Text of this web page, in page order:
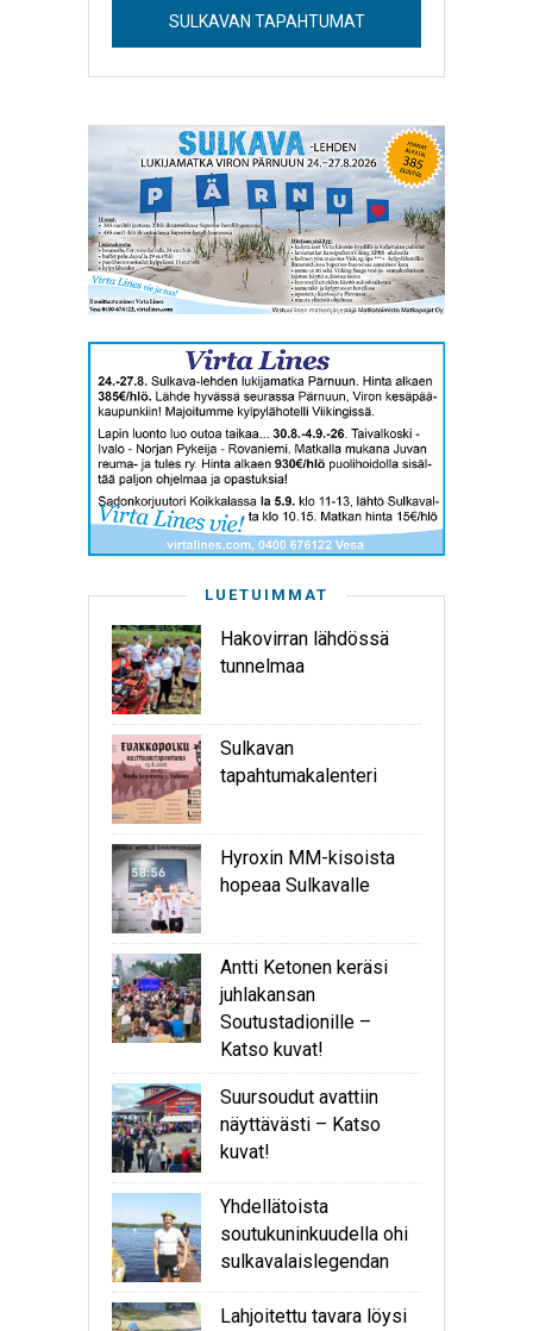
SULKAVAN TAPAHTUMAT
LUETUIMMAT
Hakovirran lähdössä
tunnelmaa
Sulkavan
tapahtumakalenteri
Hyroxin MM-kisoista
hopeaa Sulkavalle
Antti Ketonen keräsi
juhlakansan
Soutustadionille –
Katso kuvat!
Suursoudut avattiin
näyttävästi – Katso
kuvat!
Yhdellätoista
soutukuninkuudella ohi
sulkavalaislegendan
Lahjoitettu tavara löysi